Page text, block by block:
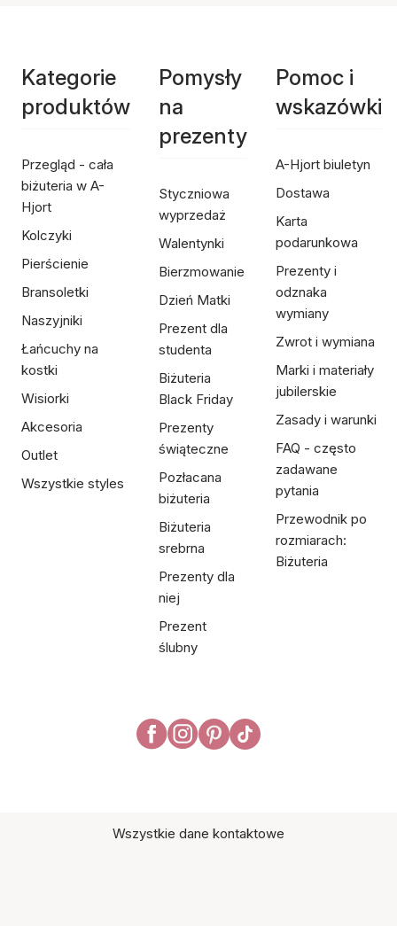
Kategorie
produktów
Przegląd - cała
biżuteria w A-
Hjort
Kolczyki
Pierścienie
Bransoletki
Naszyjniki
Łańcuchy na
kostki
Wisiorki
Akcesoria
Outlet
Wszystkie styles
Pomysły
na
prezenty
Styczniowa
wyprzedaż
Walentynki
Bierzmowanie
Dzień Matki
Prezent dla
studenta
Biżuteria
Black Friday
Prezenty
świąteczne
Pozłacana
biżuteria
Biżuteria
srebrna
Prezenty dla
niej
Prezent
ślubny
Pomoc i
wskazówki
A-Hjort biuletyn
Dostawa
Karta
podarunkowa
Prezenty i
odznaka
wymiany
Zwrot i wymiana
Marki i materiały
jubilerskie
Zasady i warunki
FAQ - często
zadawane
pytania
Przewodnik po
rozmiarach:
Biżuteria
Wszystkie dane kontaktowe